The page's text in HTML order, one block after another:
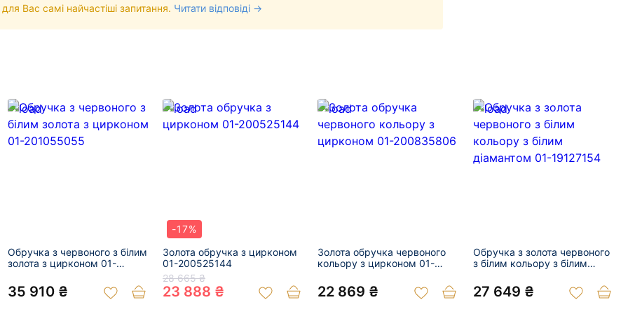
Вас самі найчастіші запитання. Читати відповіді →
Обручка з червоного з білим
золота з цирконом 01-
35 910 ₴
-17%
Золота обручка з цирконом
01-200525144
28 665 ₴
23 888 ₴
Золота обручка червоного
кольору з цирконом 01-
22 869 ₴
Обручка з золота червоного
з білим кольору з білим
27 649 ₴